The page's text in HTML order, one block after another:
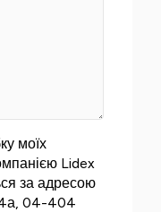
моїх
Lidex
за адресою
04-404